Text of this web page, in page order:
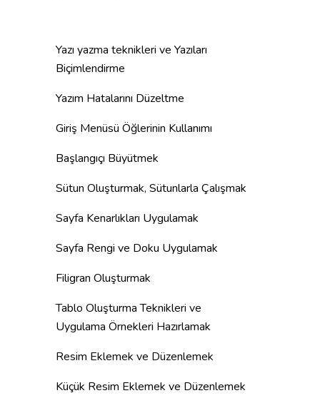
Yazı yazma teknikleri ve Yazıları
Biçimlendirme
Yazım Hatalarını Düzeltme
Giriş Menüsü Öğlerinin Kullanımı
Başlangıçı Büyütmek
Sütun Oluşturmak, Sütunlarla Çalışmak
Sayfa Kenarlıkları Uygulamak
Sayfa Rengi ve Doku Uygulamak
Filigran Oluşturmak
Tablo Oluşturma Teknikleri ve
Uygulama Örnekleri Hazırlamak
Resim Eklemek ve Düzenlemek
Küçük Resim Eklemek ve Düzenlemek